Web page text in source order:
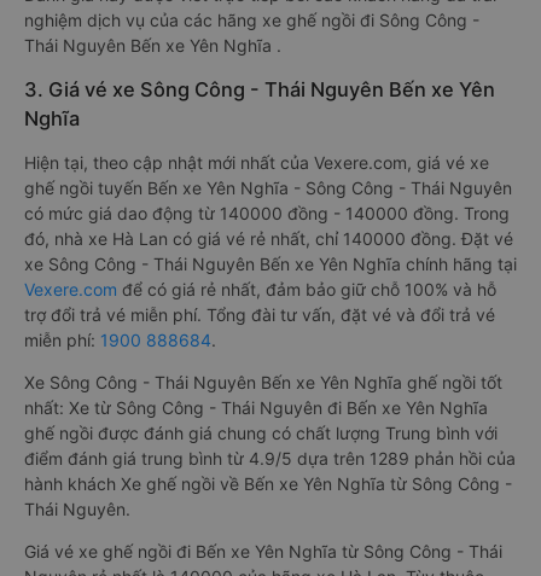
nghiệm dịch vụ của các hãng xe ghế ngồi đi Sông Công -
Thái Nguyên Bến xe Yên Nghĩa .
3. Giá vé xe Sông Công - Thái Nguyên Bến xe Yên
Nghĩa
Hiện tại, theo cập nhật mới nhất của Vexere.com, giá vé xe
ghế ngồi tuyến Bến xe Yên Nghĩa - Sông Công - Thái Nguyên
có mức giá dao động từ 140000 đồng - 140000 đồng. Trong
đó, nhà xe Hà Lan có giá vé rẻ nhất, chỉ 140000 đồng. Đặt vé
xe Sông Công - Thái Nguyên Bến xe Yên Nghĩa chính hãng tại
Vexere.com để có giá rẻ nhất, đảm bảo giữ chỗ 100% và hỗ
trợ đổi trả vé miễn phí. Tổng đài tư vấn, đặt vé và đổi trả vé
miễn phí: 1900 888684.
Xe Sông Công - Thái Nguyên Bến xe Yên Nghĩa ghế ngồi tốt
nhất: Xe từ Sông Công - Thái Nguyên đi Bến xe Yên Nghĩa
ghế ngồi được đánh giá chung có chất lượng Trung bình với
điểm đánh giá trung bình từ 4.9/5 dựa trên 1289 phản hồi của
hành khách Xe ghế ngồi về Bến xe Yên Nghĩa từ Sông Công -
Thái Nguyên.
Giá vé xe ghế ngồi đi Bến xe Yên Nghĩa từ Sông Công - Thái